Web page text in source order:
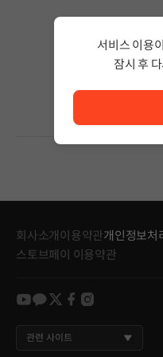
검색어의 단어 수를
회사소개이용약관개인정보처
스토브페이 이용약관
youtube
kakao
twitter
facebook
instagram
관련 사이트
서비스 이용
잠시 후